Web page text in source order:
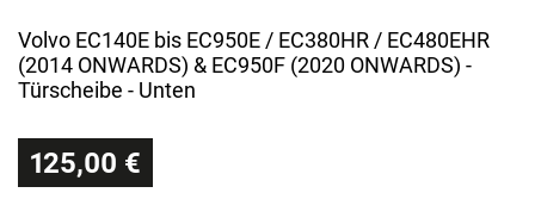
Volvo EC140E bis EC950E / EC380HR / EC480EHR
(2014 ONWARDS) & EC950F (2020 ONWARDS) -
Türscheibe - Unten
125,00 €